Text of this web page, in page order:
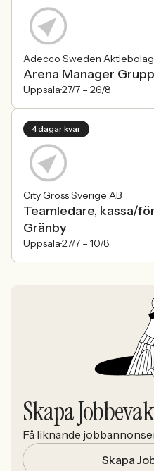
Adecco Sweden Aktiebolag
Arena Manager
Uppsala27/7 – 26/8
4 dagar kvar
City Gross Sverige AB
Teamledare, kassa/
Gränby
Uppsala27/7 – 10/8
Skapa
Få liknande
Skapa